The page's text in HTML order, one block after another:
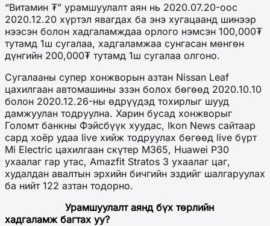
“Витамин ₮” урамшуулалт аян нь 2020.07.20-оос
2020.12.20 хүртэл явагдах ба энэ хугацаанд шинээр
нээсэн болон хадгаламждаа орлого нэмсэн 100,000₮
тутамд 1ш сугалаа, хадгаламжаа сунгасан мөнгөн
дүнгийн 200,000₮ тутамд 1ш сугалаа олгоно.
Сугалааны супер хонжворын азтан Nissan Leaf
цахилгаан автомашины эзэн болох бөгөөд 2020.10.10
болон 2020.12.26-ны өдрүүдэд тохирлыг шууд
дамжуулан тодруулна. Харин бусад хонжворыг
Голомт банкны Фэйсбүүк хуудас, Ikon News сайтаар
сард хоёр удаа live хийж тодруулах бөгөөд live бүрт
Mi Electric цахилгаан скүтер M365, Huawei P30
ухаалаг гар утас, Amazfit Stratos 3 ухаалаг цаг,
худалдан авалтын эрхийн бичгийн эздийг шалгаруулах
ба нийт 122 азтан тодорно.
Урамшуулалт аянд бүх төрлийн
хадгаламж багтах уу?